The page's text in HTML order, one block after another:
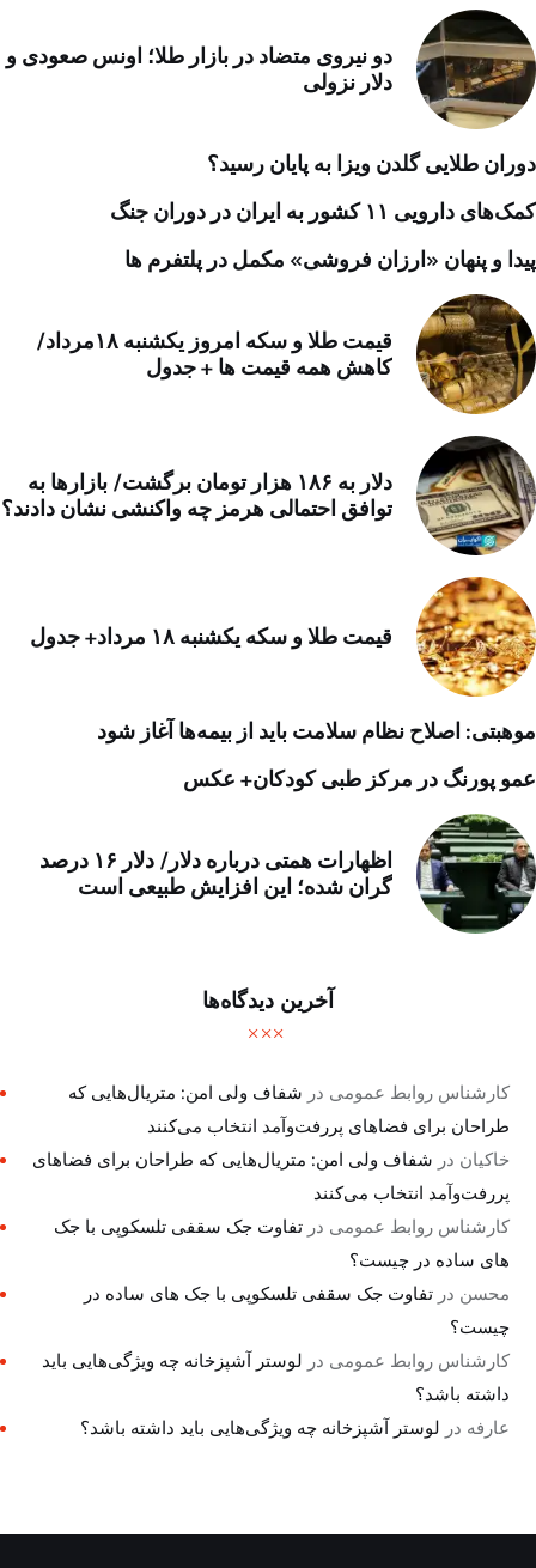
دو نیروی متضاد در بازار طلا؛ اونس صعودی و
دلار نزولی
دوران طلایی گلدن ویزا به پایان رسید؟
کمک‌های دارویی ۱۱ کشور به ایران در دوران جنگ
پیدا و پنهان «ارزان فروشی» مکمل در پلتفرم ها
قیمت طلا و سکه امروز یکشنبه ۱۸مرداد/
کاهش همه قیمت ها + جدول
دلار به ۱۸۶ هزار تومان برگشت/ بازارها به
توافق احتمالی هرمز چه واکنشی نشان دادند؟
قیمت طلا و سکه یکشنبه ۱۸ مرداد+ جدول
موهبتی: اصلاح نظام سلامت باید از بیمه‌ها آغاز شود
عمو پورنگ در مرکز طبی کودکان+ عکس
اظهارات همتی درباره دلار/ دلار ۱۶ درصد
گران شده؛ این افزایش طبیعی است
آخرین دیدگاه‌ها
کارشناس روابط عمومی در شفاف ولی امن: متریال‌هایی که
طراحان برای فضاهای پررفت‌وآمد انتخاب می‌کنند
خاکیان در شفاف ولی امن: متریال‌هایی که طراحان برای فضاهای
پررفت‌وآمد انتخاب می‌کنند
کارشناس روابط عمومی درتفاوت جک سقفی تلسکوپی با جک
های ساده در چیست؟
محسن درتفاوت جک سقفی تلسکوپی با جک های ساده در
چیست؟
کارشناس روابط عمومی در لوستر آشپزخانه چه ویژگی‌هایی باید
داشته باشد؟
عارفه در لوستر آشپزخانه چه ویژگی‌هایی باید داشته باشد؟